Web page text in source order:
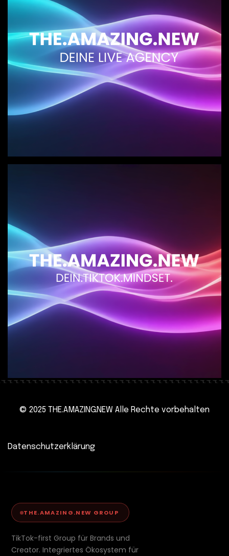
© 2025 THE.AMAZING.NEW Alle Rechte vorbehalten
Datenschutzerklärung
THE.AMAZING.NEW GROUP
TikTok-first Group für Brands und
Creator. Integriertes Ökosystem für